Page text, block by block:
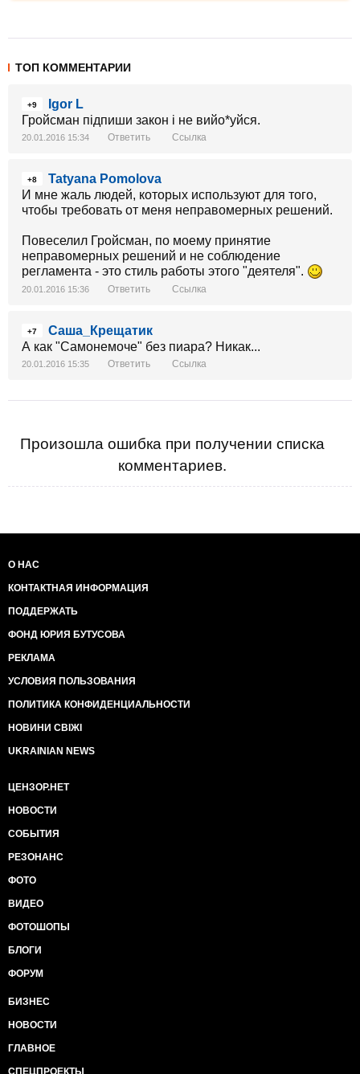
ТОП КОММЕНТАРИИ
+9
Igor L
Гройсман підпиши закон і не вийо*уйся.
20.01.2016 15:34 Ответить Ссылка
+8
Tatyana Pomolova
И мне жаль людей, которых используют для того,
чтобы требовать от меня неправомерных решений.
Повеселил Гройсман, по моему принятие
неправомерных решений и не соблюдение
регламента - это стиль работы этого "деятеля".
20.01.2016 15:36 Ответить Ссылка
+7
Саша_Крещатик
А как "Самонемоче" без пиара? Никак...
20.01.2016 15:35 Ответить Ссылка
Произошла ошибка при получении списка
комментариев.
О НАС
КОНТАКТНАЯ ИНФОРМАЦИЯ
ПОДДЕРЖАТЬ
ФОНД ЮРИЯ БУТУСОВА
РЕКЛАМА
УСЛОВИЯ ПОЛЬЗОВАНИЯ
ПОЛИТИКА КОНФИДЕНЦИАЛЬНОСТИ
НОВИНИ СВІЖІ
UKRAINIAN NEWS
ЦЕНЗОР.НЕТ
НОВОСТИ
СОБЫТИЯ
РЕЗОНАНС
ФОТО
ВИДЕО
ФОТОШОПЫ
БЛОГИ
ФОРУМ
БИЗНЕС
НОВОСТИ
ГЛАВНОЕ
СПЕЦПРОЕКТЫ